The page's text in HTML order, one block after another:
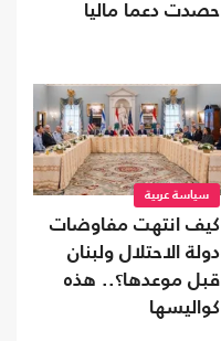
حصدت دعما ماليا
سياسة عربية
كيف انتهت مفاوضات
دولة الاحتلال ولبنان
قبل موعدها؟.. هذه
كواليسها